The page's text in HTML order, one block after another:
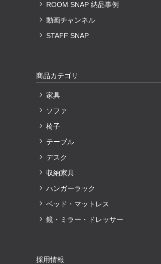
ROOM SNAP 納品事例
動画チャンネル
STAFF SNAP
商品カテゴリ
家具
ソファ
椅子
テーブル
デスク
収納家具
ハンガーラック
ベッド・マットレス
鏡・ミラー・ドレッサー
採用情報